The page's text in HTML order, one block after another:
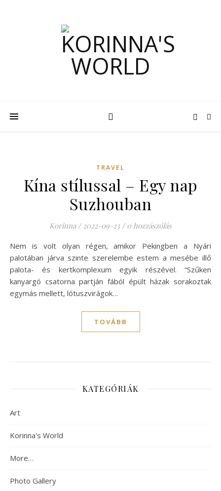
TRAVEL
Kína stílussal – Egy nap
Suzhouban
Korinna / 2022-09-23 / 0 hozzászólás
Nem is volt olyan régen, amikor Pekingben a Nyári
palotában járva szinte szerelembe estem a mesébe illő
palota- és kertkomplexum egyik részével. “Szűken
kanyargó csatorna partján fából épült házak sorakoztak
egymás mellett, lótuszvirágok…
TOVÁBB
KATEGÓRIÁK
Art
Korinna's World
More…
Photo Gallery